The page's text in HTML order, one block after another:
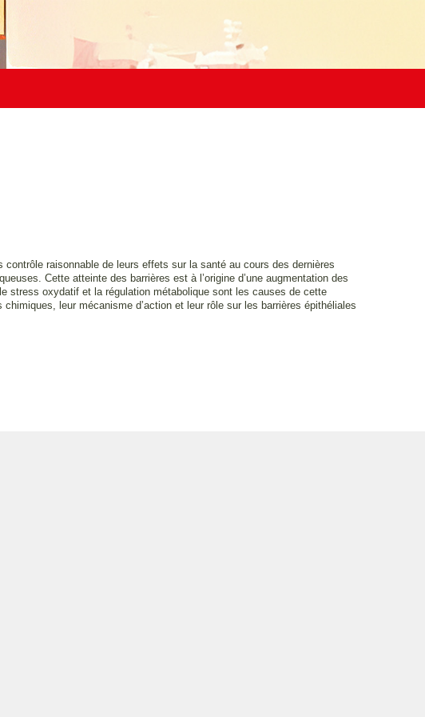
raisonnable de leurs effets sur la santé au cours des dernières
Cette atteinte des barrières est à l’origine d’une augmentation des
stress oxydatif et la régulation métabolique sont les causes de cette
leur mécanisme d’action et leur rôle sur les barrières épithéliales